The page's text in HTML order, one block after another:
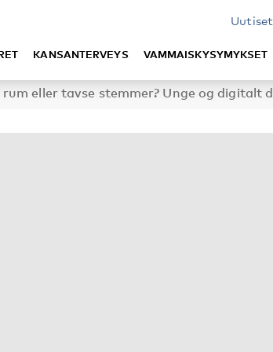
Uutiset
KANSANTERVEYS VAMMAISKYSYMYKSET
rum eller tavse stemmer? Unge og digitalt